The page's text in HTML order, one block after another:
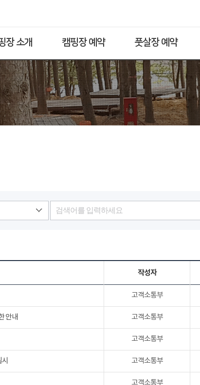
장 소개 캠핑장 예약 풋살장 예약
작성자
고객소통부
안내 고객소통부
고객소통부
고객소통부
고객소통부